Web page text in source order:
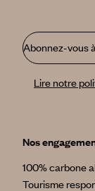
Abonnez-vous
Lire notre
Nos
100% carbone
Tourisme